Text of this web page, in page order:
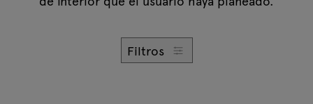
Consultas
Filtros